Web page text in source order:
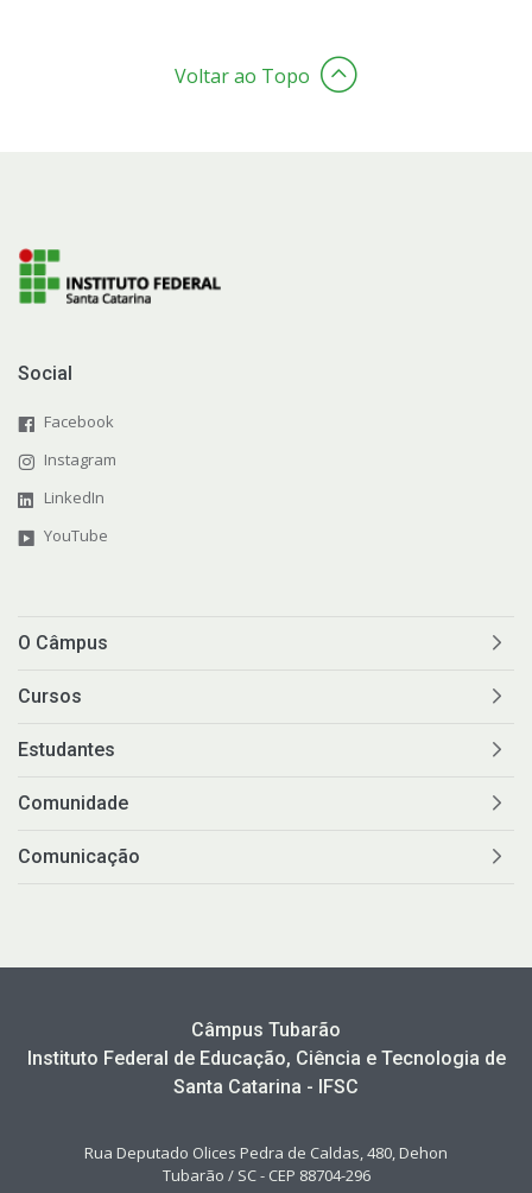
Voltar ao Topo
Social
Facebook
Instagram
LinkedIn
YouTube
O Câmpus
Cursos
Estudantes
Comunidade
Comunicação
Câmpus Tubarão
Instituto Federal de Educação, Ciência e Tecnologia de
Santa Catarina - IFSC
Rua Deputado Olices Pedra de Caldas, 480, Dehon
Tubarão / SC - CEP 88704-296